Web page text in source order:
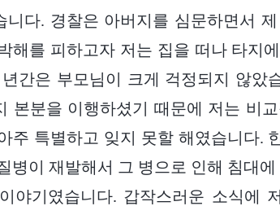
니다. 경찰은 아버지를 심문하면서
해를 피하고자 저는 집을 떠나 타지
간은 부모님이 크게 걱정되지 않았
본분을 이행하셨기 때문에 저는 비
주 특별하고 잊지 못할 해였습니다.
병이 재발해서 그 병으로 인해 침대
야기였습니다. 갑작스러운 소식에